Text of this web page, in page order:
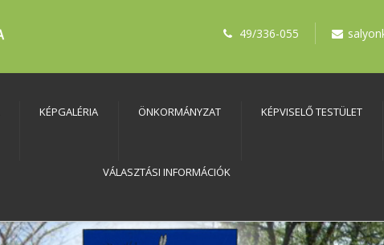
49/336-055
KÉPGALÉRIA ÖNKORMÁNYZAT KÉPVISELŐ TESTÜLET
VÁLASZTÁSI INFORMÁCIÓK